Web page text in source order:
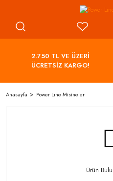
2.750 TL VE ÜZERİ
ÜCRETSİZ KARGO!
Anasayfa Power Lıne Misineler
Ürün